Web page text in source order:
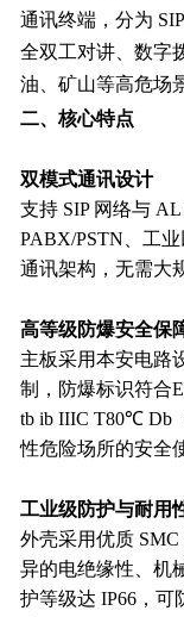
通讯终端，分为 SIP
全双工对讲、数字
油、矿山等高危场
二、核心特点
双模式通讯设计
支持SIP 网络与
PABX/PSTN、工
通讯架构，无需大
高等级防爆安全保
主板采用本安电路
制，防爆标识符合
tb ib IIIC T80℃ Db
性危险场所的安全
工业级防护与耐用
外壳采用优质SMC
异的电绝缘性、机
护等级达 IP66，可